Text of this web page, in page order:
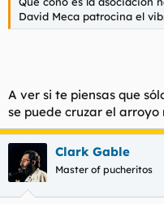
David Meca patrocina el
A ver si te piensas que
se puede cruzar el
Clark Gable
Master of pucheritos